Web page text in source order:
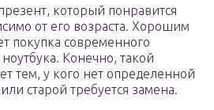
который понравится
от его возраста. Хорошим
покупка современного
Конечно, такой
тем, у кого нет определенной
старой требуется замена.